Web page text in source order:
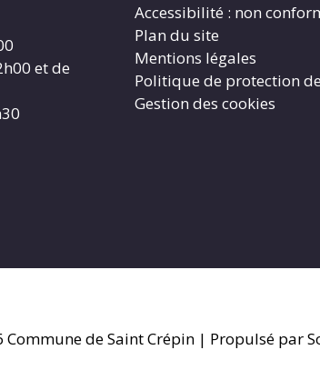
et de
Accessibilité : non
Plan du site
Mentions légales
Politique de protection
Gestion des cookies
Commune de Saint Crépin| Propulsé par